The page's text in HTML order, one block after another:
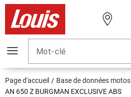
Mot-clé
Page d'accueil
Base de données motos
AN 650 Z BURGMAN EXCLUSIVE ABS